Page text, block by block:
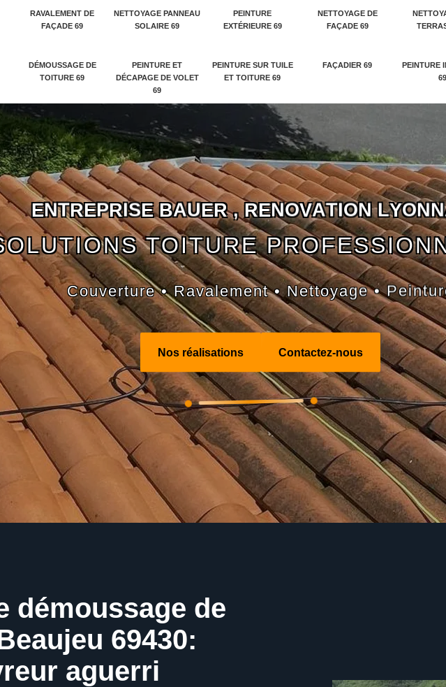
RAVALEMENT DE
FAÇADE 69
NETTOYAGE PANNEAU
SOLAIRE 69
PEINTURE
EXTÉRIEURE 69
NETTOYAGE DE
FAÇADE 69
DÉMOUSSAGE DE
TOITURE 69
PEINTURE ET
DÉCAPAGE DE VOLET
69
PEINTURE SUR TUILE
ET TOITURE 69
FAÇADIER 69
PEINTURE
69
ENTREPRISE BAUER , RENOVATION LYONN
TOITURE
Couverture • Ravalement • Nettoyage •
Nos réalisations Contactez-nous
démoussage de
69430:
aguerri